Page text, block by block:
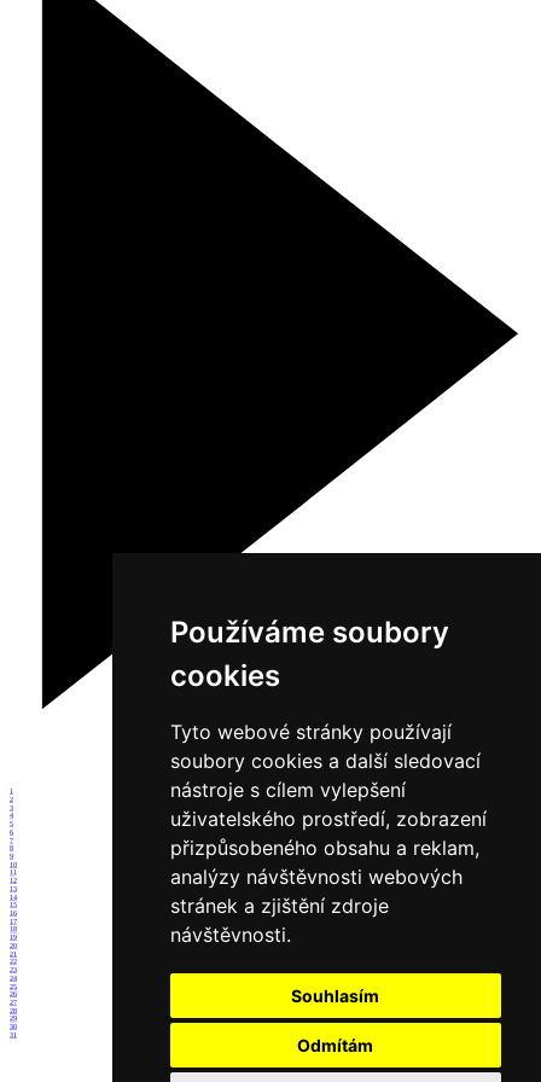
Používáme soubory
cookies
Tyto webové stránky používají
soubory cookies a další sledovací
nástroje s cílem vylepšení
uživatelského prostředí, zobrazení
přizpůsobeného obsahu a reklam,
analýzy návštěvnosti webových
stránek a zjištění zdroje
návštěvnosti.
Souhlasím
Odmítám
1
2
3
4
5
6
7
8
9
10
11
12
13
14
15
16
17
18
19
20
21
22
23
24
25
26
27
28
29
30
31